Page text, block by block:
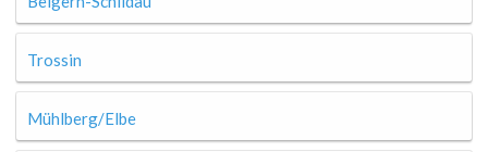
Trossin
Mühlberg/Elbe